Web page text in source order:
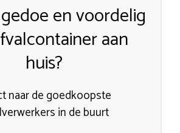
en voordelig
aan
huis?
naar de goedkoopste
in de buurt